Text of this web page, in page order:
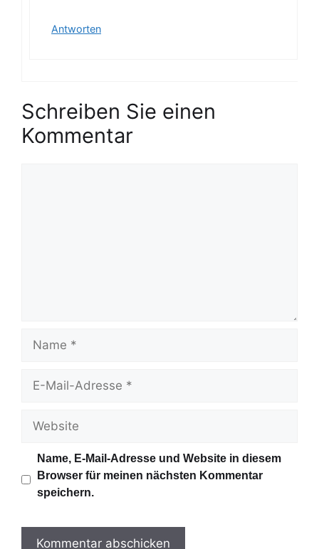
Antworten
Schreiben Sie einen
Kommentar
-
r
i
Name, E-Mail-Adresse und Website in diesem
Browser für meinen nächsten Kommentar
speichern.